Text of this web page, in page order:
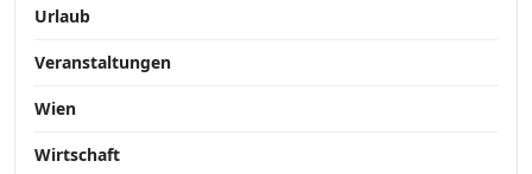
Urlaub
Veranstaltungen
Wien
Wirtschaft